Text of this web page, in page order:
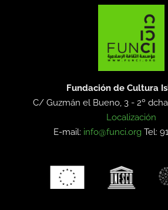
Fundación de Cultura
C/ Guzmán el Bueno, 3 - 2º
Localización
E-mail: info@funci.org Tel: